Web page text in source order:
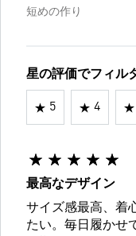
短めの作り
星の評価でフィル
5 4
最高なデザイン
サイズ感最高、着
たい。毎日履かせ